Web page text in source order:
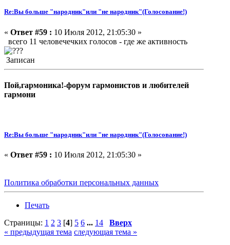
Re:Вы больше "народник"или "не народник"(Голосование!)
« Ответ #59 : 10 Июля 2012, 21:05:30 »
всего 11 человечечких голосов - где же активность
Записан
Пой,гармоника!-форум гармонистов и любителей
гармони
Re:Вы больше "народник"или "не народник"(Голосование!)
« Ответ #59 : 10 Июля 2012, 21:05:30 »
Политика обработки персональных данных
Печать
Страницы: 1 2 3 [4] 5 6 ... 14
Вверх
« предыдущая тема следующая тема »